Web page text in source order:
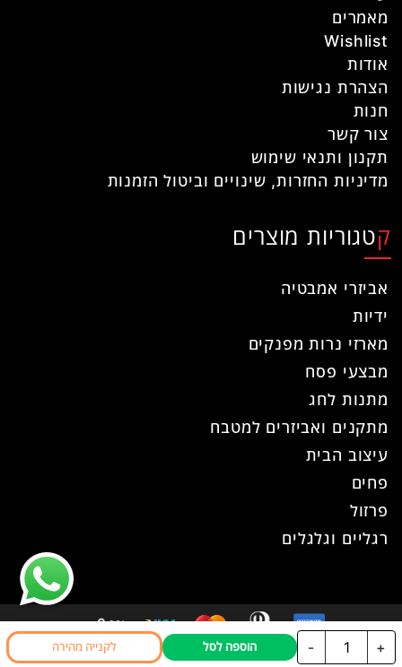
מאמרים
Wishlist
אודות
הצהרת נגישות
חנות
צור קשר
תקנון ותנאי שימוש
מדיניות החזרות, שינויים וביטול הזמנות
קטגוריות מוצרים
אביזרי אמבטיה
ידיות
מארזי נרות מפנקים
מבצעי פסח
מתנות לחג
מתקנים ואביזרים למטבח
עיצוב הבית
פחים
פרזול
רגליים וגלגלים
כל הזכויות שמורות ל- עוז פרזול © 2026
+
כמות
של
- הוספה לסל לקנייה מהירה